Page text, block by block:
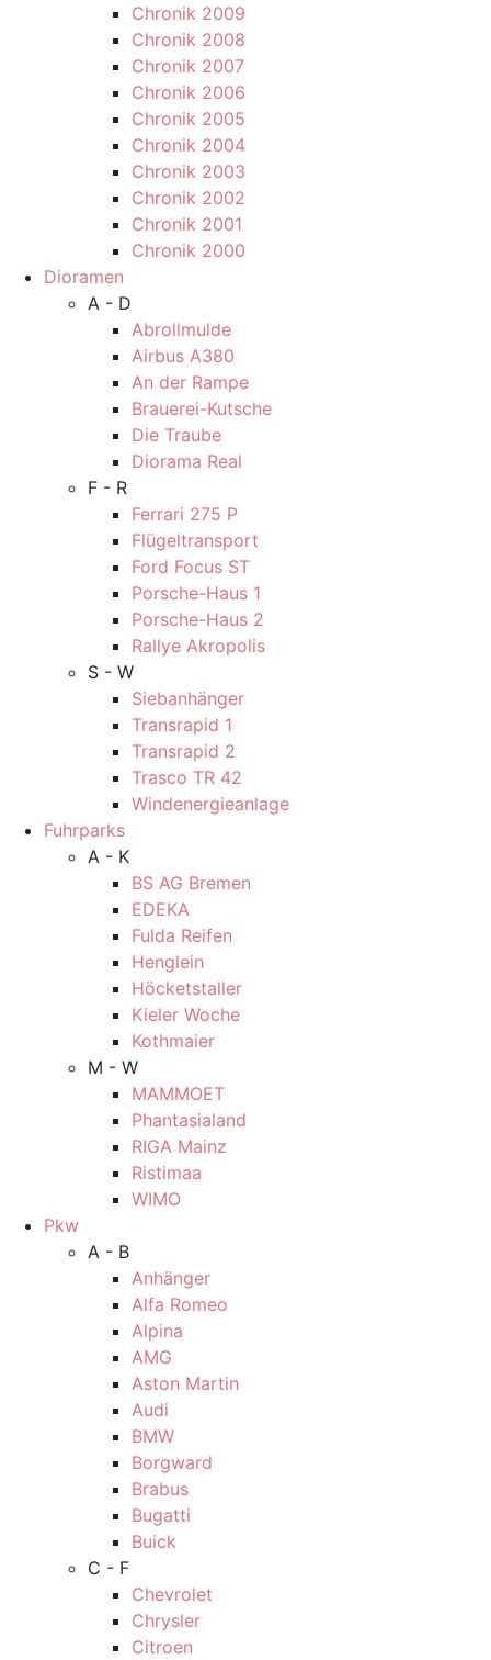
Chronik 2009
Chronik 2008
Chronik 2007
Chronik 2006
Chronik 2005
Chronik 2004
Chronik 2003
Chronik 2002
Chronik 2001
Chronik 2000
Dioramen
A - D
Abrollmulde
Airbus A380
An der Rampe
Brauerei-Kutsche
Die Traube
Diorama Real
F - R
Ferrari 275 P
Flügeltransport
Ford Focus ST
Porsche-Haus 1
Porsche-Haus 2
Rallye Akropolis
S - W
Siebanhänger
Transrapid 1
Transrapid 2
Trasco TR 42
Windenergieanlage
Fuhrparks
A - K
BS AG Bremen
EDEKA
Fulda Reifen
Henglein
Höcketstaller
Kieler Woche
Kothmaier
M - W
MAMMOET
Phantasialand
RIGA Mainz
Ristimaa
WIMO
Pkw
A - B
Anhänger
Alfa Romeo
Alpina
AMG
Aston Martin
Audi
BMW
Borgward
Brabus
Bugatti
Buick
C - F
Chevrolet
Chrysler
Citroen